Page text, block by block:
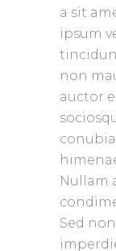
a sit
ipsum
non
auctor
Nullam
Sed